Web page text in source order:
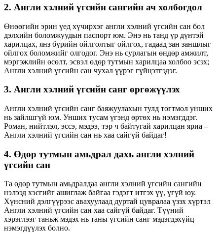
2. Англи хэлний үгсийн сангийн ач холбогдол
Өнөөгийн эрин үед хүчирхэг англи хэлний үгсийн сан бол
дэлхийн боломжуудын паспорт юм. Энэ нь танд үр дүнтэй
харилцах, янз бүрийн ойлголтыг ойлгох, гадаад зан заншлыг
ойлгох боломжийг олгодог. Энэ нь сурлагын өндөр амжилт,
мэргэжлийн өсөлт, эсвэл өдөр тутмын харилцаа холбоо эсэх;
Англи хэлний үгсийн сан чухал үүрэг гүйцэтгэдэг.
3. Англи хэлний үгсийн санг өргөжүүлэх
Англи хэлний үгсийн санг баяжуулахын тулд тогтмол унших
нь зайлшгүй юм. Унших тусам үгэнд өртөх нь нэмэгддэг.
Роман, нийтлэл, эссэ, мэдээ, тэр ч байтугай харилцан яриа –
Англи хэлний үгсийн сан нь хаа сайгүй байдаг!
4. Өдөр тутмын амьдрал дахь англи хэлний
үгсийн сан
Та өдөр тутмын амьдралдаа англи хэлний үгсийн сангийн
нэлээд хэсгийг ашиглаж байгаа гэдэгт итгэх үү, үгүй ​​юу.
Хүнсний дэлгүүрээс авахуулаад дуртай цувралаа үзэх хүртэл
Англи хэлний үгсийн сан хаа сайгүй байдаг. Түүний
хэрэглээг таньж мэдэх нь таны үгсийн санг мэдэгдэхүйц
нэмэгдүүлэх болно.